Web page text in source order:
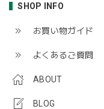
SHOP INFO
お買い物ガイド
よくあるご質問
ABOUT
BLOG